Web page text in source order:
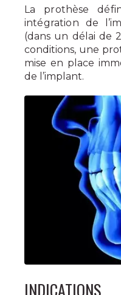
La prothèse
intégration de
(dans un délai de
conditions, une
mise en place
de l’implant.
INDICATIONS